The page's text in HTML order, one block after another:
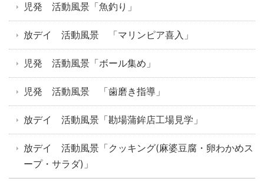
児発 活動風景「魚釣り」
放デイ 活動風景 「マリンピア喜入」
児発 活動風景「ボール集め」
児発 活動風景 「歯磨き指導」
放デイ 活動風景「勘場蒲鉾店工場見学」
放デイ 活動風景「クッキング(麻婆豆腐・卵わかめス
ープ・サラダ)」